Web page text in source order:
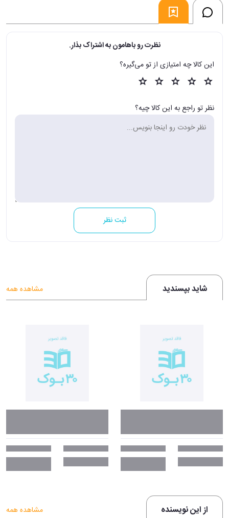
نظرت رو باهامون به اشتراک بذار.
این کالا چه امتیازی از تو می‌گیره؟
نظر تو راجع به این کالا چیه؟
ثبت نظر
شاید بپسندید مشاهده همه
از این نویسنده مشاهده همه